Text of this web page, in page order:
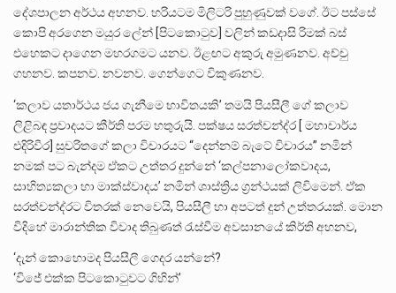
දේශපාලන අර්ථය අහනව. හරියටම මිලිටරි පුහුණුවක් වගේ. ඊට පස්සේ
කොපි අරගෙන මයුර ලේන් [පිටකොටුව] වලින් කඩදාසි රිමක් බස්
එහෙකට දාගෙන මහරගමට යනව. ඊළඟට අකුරු අමුණනව. අච්චු
ගහනව. කපනව. නවනව. ගෙන්ගෙට විකුණනව.
‘කලාව යතාර්ථය ජය ගැනීමෙ භාවිතයකි’ තමයි පියසීලී ගේ කලාව
ලිළිබඳ ප්‍රවාදයට කීර්ති පරම හතුරුයි. පක්ෂය සරත්චන්ද්ර [ මහාචාර්ය
එදිරිවීර] සුචරිතගේ කලා විචාරයට “දෙන්නම් බැටේ විචාරය” නමින්
නමක් පට බැන්දම ඒකට උත්තර දුන්නේ ‘කල්පනාලෝකවාදය,
සාහිත්‍යකලා හා මාක්ස්වාදය’ නමින් ශාස්ත්‍රිය ග්‍රන්ථයක් ලිවිමෙන්. ඒක
සරත්චන්ද්රට විතරක් නෙවෙයි, පියසීලී හා අපටත් දුන් උත්තරයක්. මොන
විදිහේ මාරාන්තික විවාද තිබුණත් රැස්වීම අවසානයේ කිර්ති අහනව,
‘දැන් කොහොමද පියසීලී ගෙදර යන්නේ?
‘විජේ එක්ක පිටකොටුවට ගිහින්’